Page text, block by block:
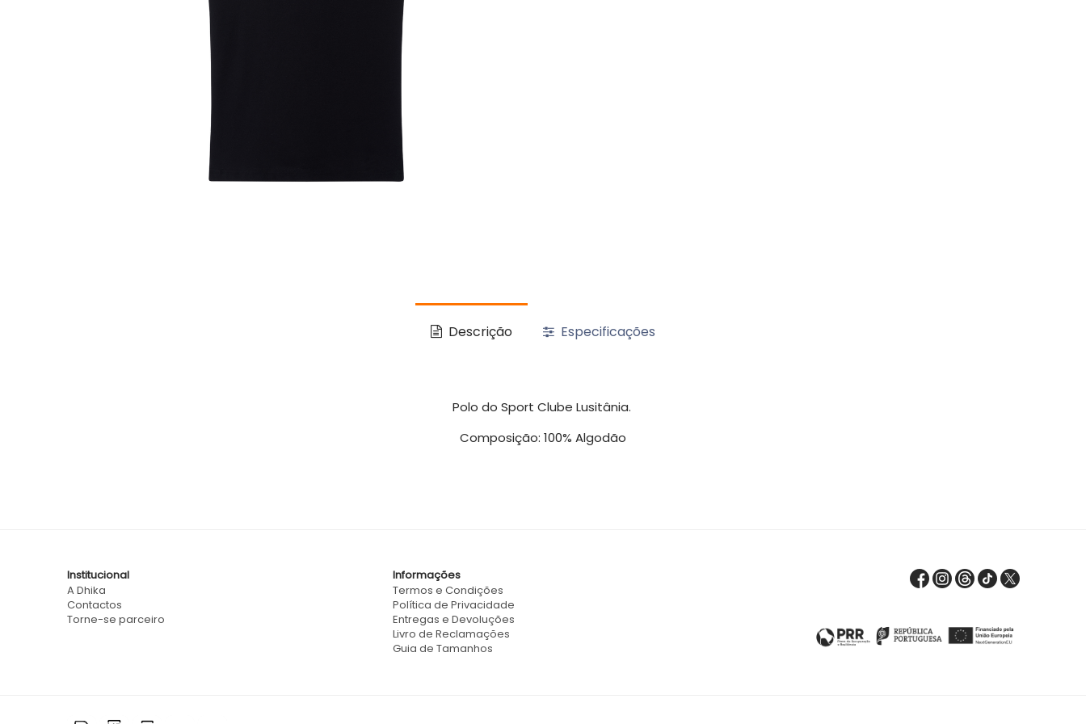
Descrição Especificações
Polo do Sport Clube Lusitânia.
Composição: 100% Algodão
Institucional
A Dhika
Contactos
Torne-se parceiro
Informações
Termos e Condições
Política de Privacidade
Entregas e Devoluções
Livro de Reclamações
Guia de Tamanhos